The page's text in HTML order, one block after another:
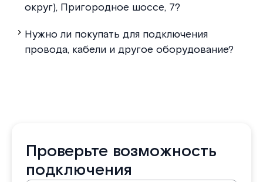
округ), Пригородное шоссе, 7?
Нужно ли покупать для подключения
провода, кабели и другое оборудование?
Проверьте возможность
подключения